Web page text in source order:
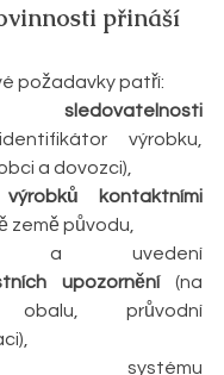
přináší
požadavky patří:
sledovatelnosti
výrobku,
a dovozci),
kontaktními
země původu,
upozornění (na
obalu, průvodní
systému